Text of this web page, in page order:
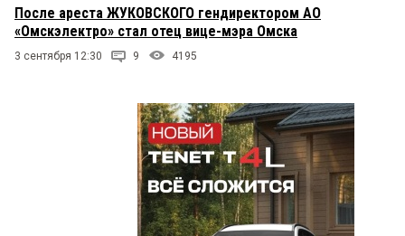
После ареста ЖУКОВСКОГО гендиректором АО
«Омскэлектро» стал отец вице-мэра Омска
3 сентября 12:30 9 4195